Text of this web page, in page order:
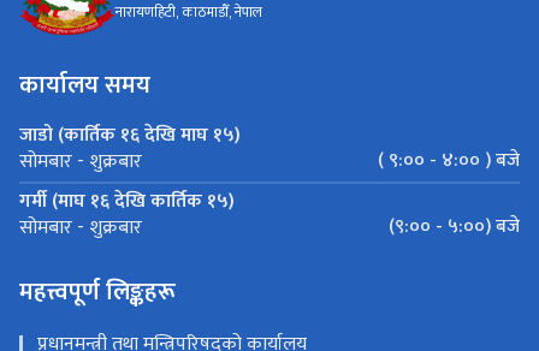
नारायणहिटी, काठमाडौँ, नेपाल
कार्यालय समय
जाडो (कार्तिक १६ देखि माघ १५)
सोमबार - शुक्रबार
( ९:०० - ४:०० ) बजे
गर्मी (माघ १६ देखि कार्तिक १५)
सोमबार - शुक्रबार (९:०० - ५:००) बजे
महत्त्वपूर्ण लिङ्कहरू